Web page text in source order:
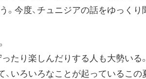
今度、チュニジアの話をゆっくり
たり楽しんだりする人も大勢いる
いろいろなことが起っているこの